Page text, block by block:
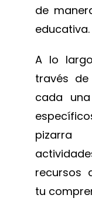
de
educativa.
A lo
través de
cada
pizarra
recursos
tu